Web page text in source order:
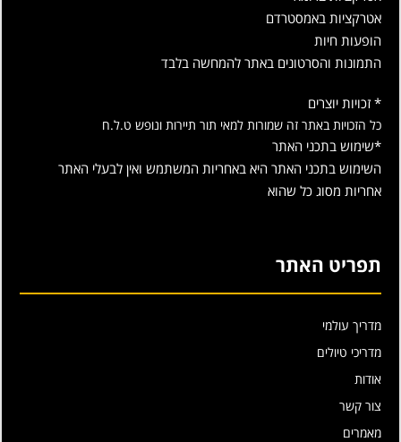
אטרקציות באמסטרדם
הופעות חיות
התמונות והסרטונים באתר להמחשה בלבד
* זכויות יוצרים
כל הזכויות באתר זה שמורות למאי תור תיירות ונופש ט.ל.ח
*שימוש בתכני האתר
השימוש בתכני האתר היא באחריות המשתמש ואין לבעלי האתר
אחריות מסוג כל שהוא
תפריט האתר
מדריך עולמי
מדריכי טיולים
אודות
צור קשר
מאמרים